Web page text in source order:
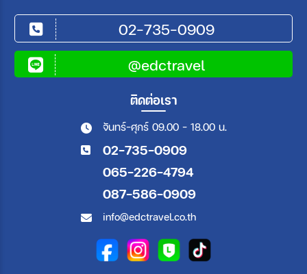
02-735-0909
@edctravel
ติดต่อเรา
จันทร์-ศุกร์ 09.00 - 18.00 น.
02-735-0909
065-226-4794
087-586-0909
info@edctravel.co.th